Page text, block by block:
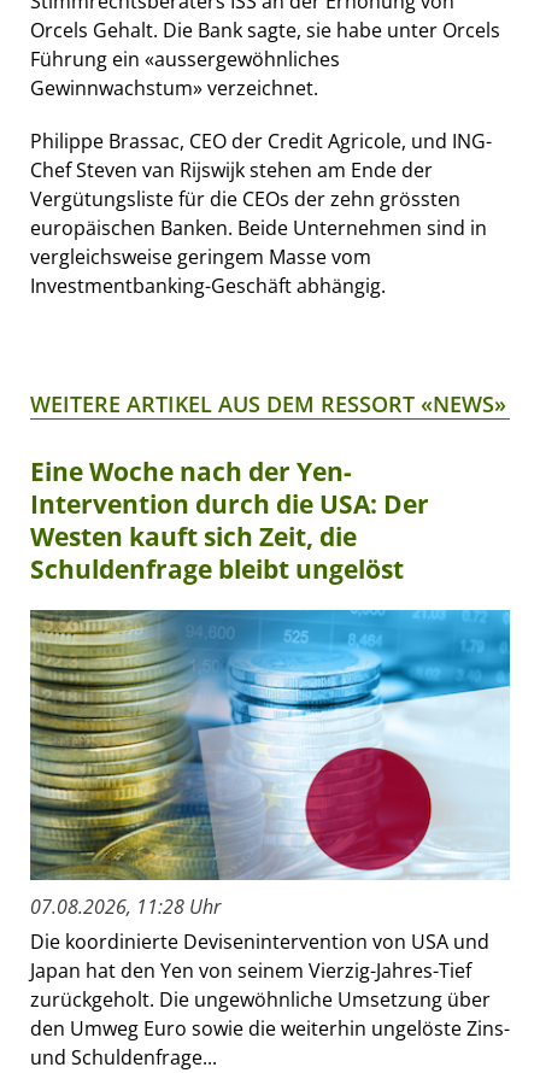
Orcels Gehalt. Die Bank sagte, sie habe unter Orcels
Führung ein «aussergewöhnliches
Gewinnwachstum» verzeichnet.
Philippe Brassac, CEO der Credit Agricole, und ING-
Chef Steven van Rijswijk stehen am Ende der
Vergütungsliste für die CEOs der zehn grössten
europäischen Banken. Beide Unternehmen sind in
vergleichsweise geringem Masse vom
Investmentbanking-Geschäft abhängig.
WEITERE ARTIKEL AUS DEM RESSORT «NEWS»
Eine Woche nach der Yen-
Intervention durch die USA: Der
Westen kauft sich Zeit, die
Schuldenfrage bleibt ungelöst
07.08.2026, 11:28 Uhr
Die koordinierte Devisenintervention von USA und
Japan hat den Yen von seinem Vierzig-Jahres-Tief
zurückgeholt. Die ungewöhnliche Umsetzung über
den Umweg Euro sowie die weiterhin ungelöste Zins-
und Schuldenfrage...